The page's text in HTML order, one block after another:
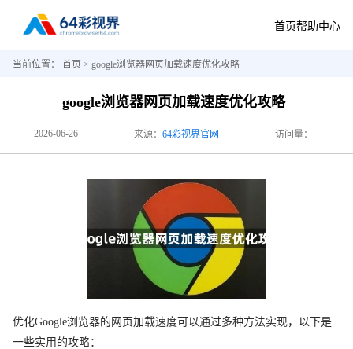
首页帮助中心
当前位置： 首页 > google浏览器网页加载速度优化攻略
google浏览器网页加载速度优化攻略
2026-06-26 来源： 64彩视界官网 访问量：
优化Google浏览器的网页加载速度可以通过多种方法实现，以下是
一些实用的攻略：